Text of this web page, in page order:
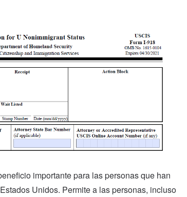
importante para las personas que han
Unidos. Permite a las personas, incluso